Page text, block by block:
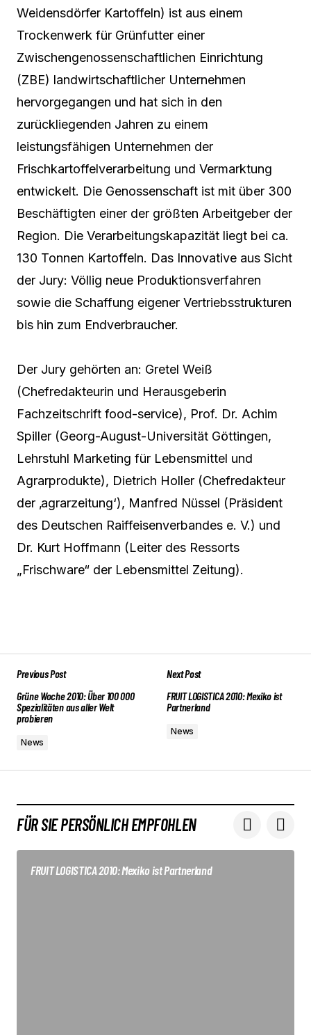
Weidensdörfer Kartoffeln) ist aus einem
Trockenwerk für Grünfutter einer
Zwischengenossenschaftlichen Einrichtung
(ZBE) landwirtschaftlicher Unternehmen
hervorgegangen und hat sich in den
zurückliegenden Jahren zu einem
leistungsfähigen Unternehmen der
Frischkartoffelverarbeitung und Vermarktung
entwickelt. Die Genossenschaft ist mit über 300
Beschäftigten einer der größten Arbeitgeber der
Region. Die Verarbeitungskapazität liegt bei ca.
130 Tonnen Kartoffeln. Das Innovative aus Sicht
der Jury: Völlig neue Produktionsverfahren
sowie die Schaffung eigener Vertriebsstrukturen
bis hin zum Endverbraucher.
Der Jury gehörten an: Gretel Weiß
(Chefredakteurin und Herausgeberin
Fachzeitschrift food-service), Prof. Dr. Achim
Spiller (Georg-August-Universität Göttingen,
Lehrstuhl Marketing für Lebensmittel und
Agrarprodukte), Dietrich Holler (Chefredakteur
der ‚agrarzeitung‘), Manfred Nüssel (Präsident
des Deutschen Raiffeisenverbandes e. V.) und
Dr. Kurt Hoffmann (Leiter des Ressorts
„Frischware“ der Lebensmittel Zeitung).
Previous Post
Grüne Woche 2010: Über 100 000
Spezialitäten aus aller Welt
probieren
News
Next Post
FRUIT LOGISTICA 2010: Mexiko ist
Partnerland
News
FÜR SIE PERSÖNLICH EMPFOHLEN
FRUIT LOGISTICA 2010: Mexiko ist Partnerland